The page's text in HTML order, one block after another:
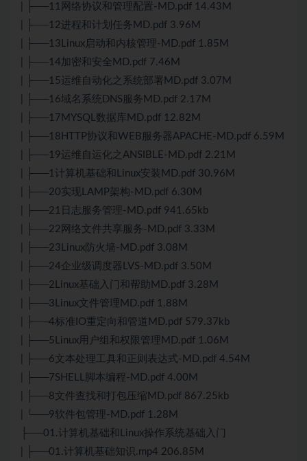
| ├──11网络协议和管理配置-MD.pdf 14.43M
| ├──12进程和计划任务MD.pdf 3.96M
| ├──13 Linux 启动和内核管理-MD.pdf 1.85M
| ├──14加密和安全MD.pdf 7.46M
| ├──15运维自动化之系统部署MD.pdf 3.07M
| ├──16域名系统DNS服务MD.pdf 2.17M
| ├──17MYSQL数据库MD.pdf 12.82M
| ├──18 HTTP 协议和WEB服务器APACHE-MD.pdf 6.59M
| ├──19运维自运化之ANSIBLE-MD.pdf 2.21M
| ├──1计算机基础和
Linux安装MD.pdf 30.96M
| ├──20实现LAMP架构-MD.pdf 6.30M
| ├──21日志服务管理-MD.pdf 941.65kb
| ├──22网络文件共享服务-MD.pdf 3.33M
| ├──23 Linux 防火墙-MD.pdf 3.08M
| ├──24企业级调度器LVS-MD.pdf 3.50M
| ├──2Linux基础入门和帮助MD.pdf 3.28M
| ├──3Linux文件管理MD.pdf 1.88M
| ├──4标准IO重定向和管道MD.pdf 579.37kb
| ├──5Linux用户组和权限管理MD.pdf 1.06M
| ├──6文本处理工具和正则表达式-MD.pdf 4.54M
| ├──7SHELL脚本编程-MD.pdf 4.00M
| ├──8文件查找和打包压缩MD.pdf 867.25kb
| └──9软件包管理-MD.pdf 1.28M
├──01.计算机基础和Linux操作系统基础入门
| ├──01.计算机基础知识.mp4 206.85M